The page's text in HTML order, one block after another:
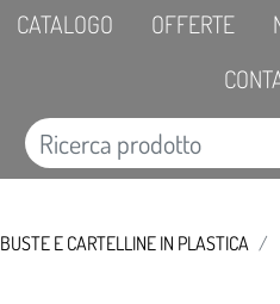
CATALOGO OFFERTE
BUSTE E CARTELLINE IN PLASTICA